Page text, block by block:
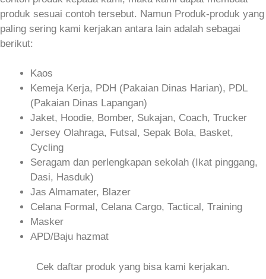
produk sesuai contoh tersebut. Namun Produk-produk yang
paling sering kami kerjakan antara lain adalah sebagai
berikut:
Kaos
Kemeja Kerja, PDH (Pakaian Dinas Harian), PDL
(Pakaian Dinas Lapangan)
Jaket, Hoodie, Bomber, Sukajan, Coach, Trucker
Jersey Olahraga, Futsal, Sepak Bola, Basket,
Cycling
Seragam dan perlengkapan sekolah (Ikat pinggang,
Dasi, Hasduk)
Jas Almamater, Blazer
Celana Formal, Celana Cargo, Tactical, Training
Masker
APD/Baju hazmat
Cek daftar produk yang bisa kami kerjakan.